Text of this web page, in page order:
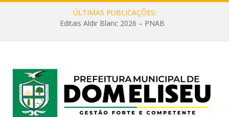
ÚLTIMAS PUBLICAÇÕES:
Editais Aldir Blanc 2026 – PNAB